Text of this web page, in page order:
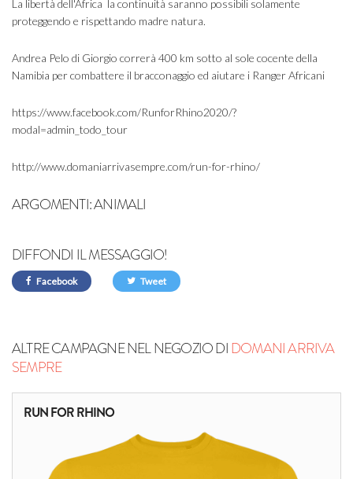
La libertà dell'Africa la continuità saranno possibili solamente
proteggendo e rispettando madre natura.
Andrea Pelo di Giorgio correrà 400 km sotto al sole cocente della
Namibia per combattere il bracconaggio ed aiutare i Ranger Africani
https://www.facebook.com/RunforRhino2020/?
modal=admin_todo_tour
http://www.domaniarrivasempre.com/run-for-rhino/
ARGOMENTI:ANIMALI
DIFFONDI IL MESSAGGIO!
Facebook Tweet
ALTRE CAMPAGNE NEL NEGOZIO DIDOMANI ARRIVA
SEMPRE
RUN FOR RHINO